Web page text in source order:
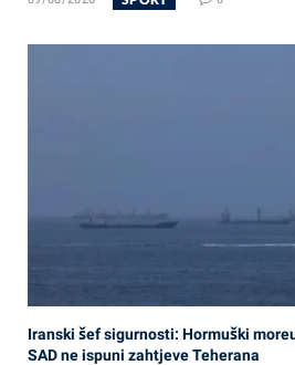
Iranski šef sigurnosti: Hormuški
SAD ne ispuni zahtjeve Teherana